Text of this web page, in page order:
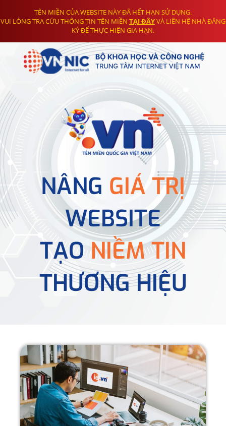
TÊN MIỀN CỦA WEBSITE NÀY ĐÃ HẾT HẠN SỬ DỤNG.
VUI LÒNG TRA CỨU THÔNG TIN TÊN MIỀN TẠI ĐÂYVÀ LIÊN HỆ NHÀ ĐĂNG
KÝ ĐỂ THỰC HIỆN GIA HẠN.
NÂNG GIÁ TRỊ
WEBSITE
TẠONIỀM TIN
THƯƠNG HIỆU